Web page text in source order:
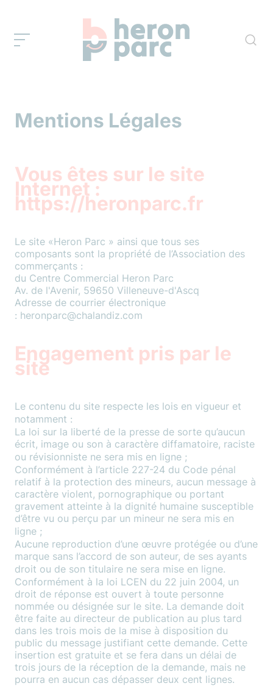
Mentions Légales
Vous êtes sur le site
Internet :
https://heronparc.fr
Le site «Heron Parc » ainsi que tous ses
composants sont la propriété de l’Association des
commerçants :
du Centre Commercial Heron Parc
Av. de l'Avenir, 59650 Villeneuve-d'Ascq
Adresse de courrier électronique
: heronparc@chalandiz.com
Engagement pris par le
site
Le contenu du site respecte les lois en vigueur et
notamment :
La loi sur la liberté de la presse de sorte qu’aucun
écrit, image ou son à caractère diffamatoire, raciste
ou révisionniste ne sera mis en ligne ;
Conformément à l’article 227-24 du Code pénal
relatif à la protection des mineurs, aucun message à
caractère violent, pornographique ou portant
gravement atteinte à la dignité humaine susceptible
d’être vu ou perçu par un mineur ne sera mis en
ligne ;
Aucune reproduction d’une œuvre protégée ou d’une
marque sans l’accord de son auteur, de ses ayants
droit ou de son titulaire ne sera mise en ligne.
Conformément à la loi LCEN du 22 juin 2004, un
droit de réponse est ouvert à toute personne
nommée ou désignée sur le site. La demande doit
être faite au directeur de publication au plus tard
dans les trois mois de la mise à disposition du
public du message justifiant cette demande. Cette
insertion est gratuite et se fera dans un délai de
trois jours de la réception de la demande, mais ne
pourra en aucun cas dépasser deux cent lignes.